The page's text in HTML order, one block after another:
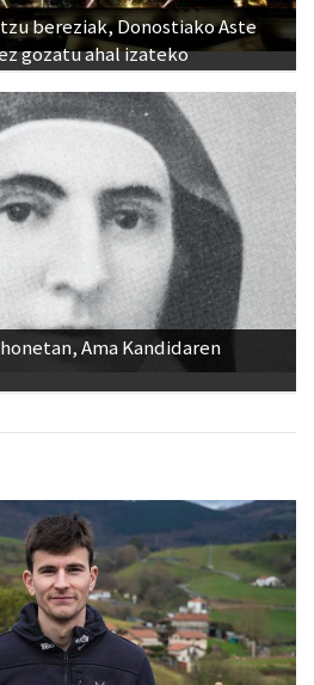
bereziak, Donostiako Aste
gozatu ahal izateko
Ama Kandidaren